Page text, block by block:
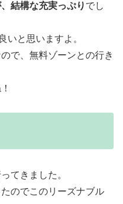
結構な充実っぷり でし
いと思いますよ。
で、無料ゾーンとの行き
てきました。
のでこのリーズナブル